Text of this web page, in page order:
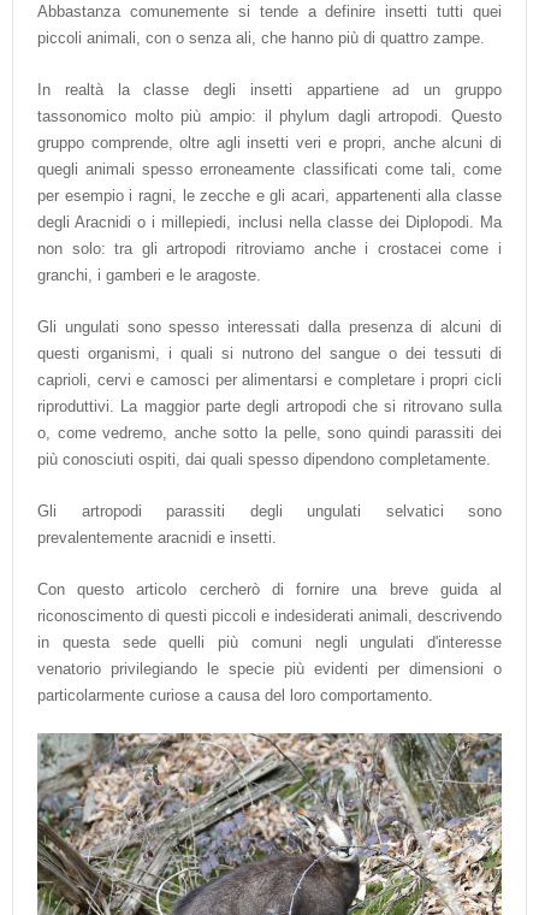
Abbastanza comunemente si tende a definire insetti tutti quei
piccoli animali, con o senza ali, che hanno più di quattro zampe.
In realtà la classe degli insetti appartiene ad un gruppo
tassonomico molto più ampio: il phylum dagli artropodi. Questo
gruppo comprende, oltre agli insetti veri e propri, anche alcuni di
quegli animali spesso erroneamente classificati come tali, come
per esempio i ragni, le zecche e gli acari, appartenenti alla classe
degli Aracnidi o i millepiedi, inclusi nella classe dei Diplopodi. Ma
non solo: tra gli artropodi ritroviamo anche i crostacei come i
granchi, i gamberi e le aragoste.
Gli ungulati sono spesso interessati dalla presenza di alcuni di
questi organismi, i quali si nutrono del sangue o dei tessuti di
caprioli, cervi e camosci per alimentarsi e completare i propri cicli
riproduttivi. La maggior parte degli artropodi che si ritrovano sulla
o, come vedremo, anche sotto la pelle, sono quindi parassiti dei
più conosciuti ospiti, dai quali spesso dipendono completamente.
Gli artropodi parassiti degli ungulati selvatici sono
prevalentemente aracnidi e insetti.
Con questo articolo cercherò di fornire una breve guida al
riconoscimento di questi piccoli e indesiderati animali, descrivendo
in questa sede quelli più comuni negli ungulati d'interesse
venatorio privilegiando le specie più evidenti per dimensioni o
particolarmente curiose a causa del loro comportamento.